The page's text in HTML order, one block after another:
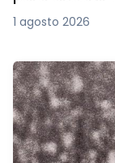
1 agosto 2026